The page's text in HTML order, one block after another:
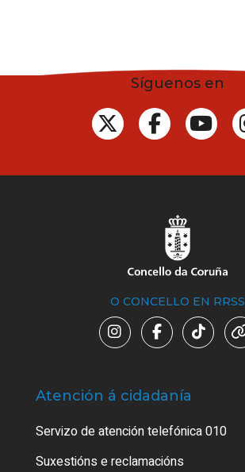
Síguenos en
O CONCELLO EN RRSS
Atención á cidadanía
Servizo de atención telefónica 010
Suxestións e reclamacións